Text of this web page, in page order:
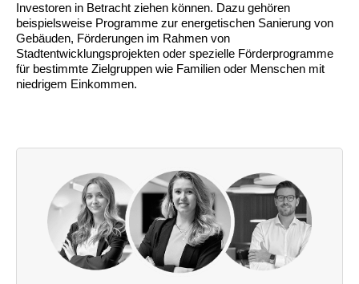
Investoren in Betracht ziehen können. Dazu gehören
beispielsweise Programme zur energetischen Sanierung von
Gebäuden, Förderungen im Rahmen von
Stadtentwicklungsprojekten oder spezielle Förderprogramme
für bestimmte Zielgruppen wie Familien oder Menschen mit
niedrigem Einkommen.